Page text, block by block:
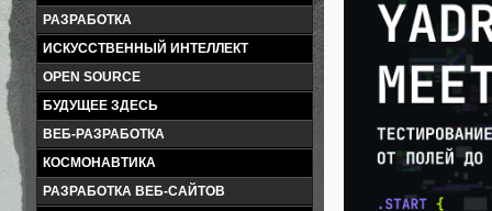
РАЗРАБОТКА
ИСКУССТВЕННЫЙ ИНТЕЛЛЕКТ
OPEN SOURCE
БУДУЩЕЕ ЗДЕСЬ
ВЕБ-РАЗРАБОТКА
КОСМОНАВТИКА
РАЗРАБОТКА ВЕБ-САЙТОВ